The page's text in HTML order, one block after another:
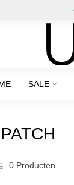
SALE
0 Producten